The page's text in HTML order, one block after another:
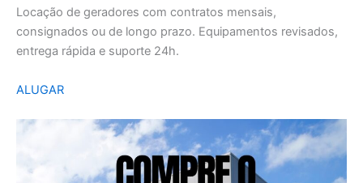
Locação de geradores com contratos mensais,
consignados ou de longo prazo. Equipamentos revisados,
entrega rápida e suporte 24h.
ALUGAR